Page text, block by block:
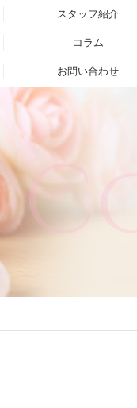
スタッフ紹介
コラム
お問い合わせ